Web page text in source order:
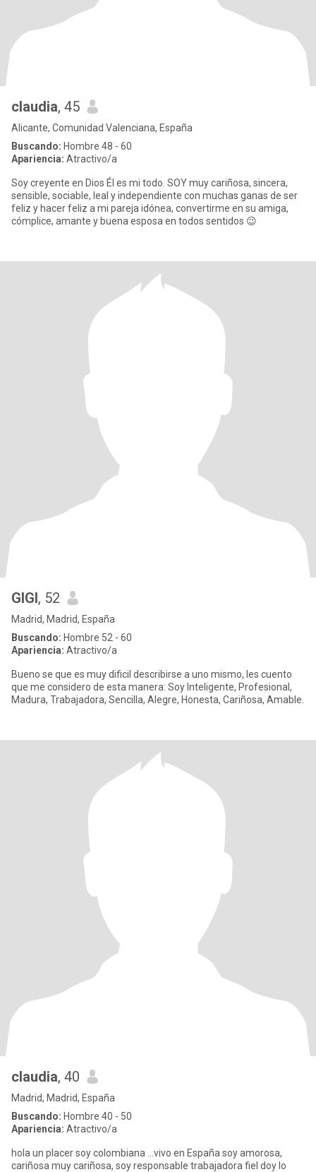
claudia, 45
Alicante, Comunidad Valenciana, España
Buscando: Hombre 48 - 60
Apariencia: Atractivo/a
Soy creyente en Dios Él es mi todo. SOY muy cariñosa, sincera,
sensible, sociable, leal y independiente con muchas ganas de ser
feliz y hacer feliz a mi pareja idónea, convertirme en su amiga,
cómplice, amante y buena esposa en todos sentidos 😉
GIGI, 52
Madrid, Madrid, España
Buscando: Hombre 52 - 60
Apariencia: Atractivo/a
Bueno se que es muy dificil describirse a uno mismo, les cuento
que me considero de esta manera: Soy Inteligente, Profesional,
Madura, Trabajadora, Sencilla, Alegre, Honesta, Cariñosa, Amable.
claudia, 40
Madrid, Madrid, España
Buscando: Hombre 40 - 50
Apariencia: Atractivo/a
hola un placer soy colombiana ...vivo en España soy amorosa,
cariñosa muy cariñosa, soy responsable trabajadora fiel doy lo